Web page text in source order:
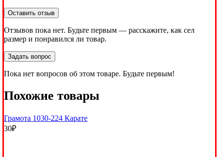
Оставить отзыв
Отзывов пока нет. Будьте первым — расскажите, как сел
размер и понравился ли товар.
Задать вопрос
Пока нет вопросов об этом товаре. Будьте первым!
Похожие товары
Грамота 1030-224 Карате
30₽